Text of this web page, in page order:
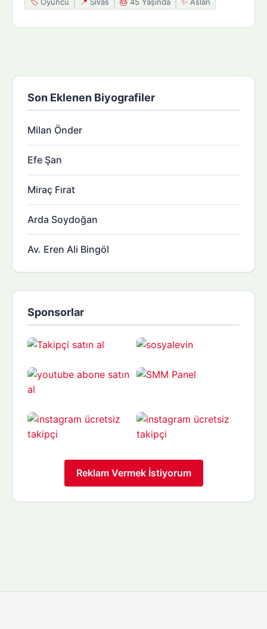
Son Eklenen Biyografiler
Milan Önder
Efe Şan
Miraç Fırat
Arda Soydoğan
Av. Eren Ali Bingöl
Sponsorlar
Reklam Vermek İstiyorum